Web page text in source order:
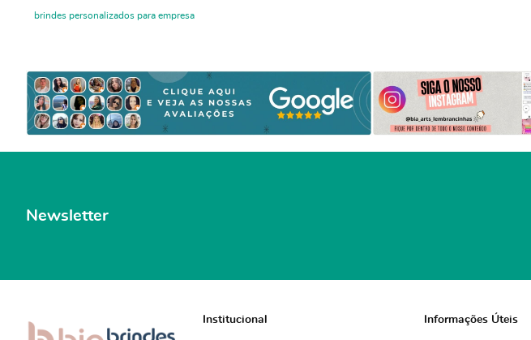
brindes personalizados para empresa
Newsletter
Institucional Informações Úteis